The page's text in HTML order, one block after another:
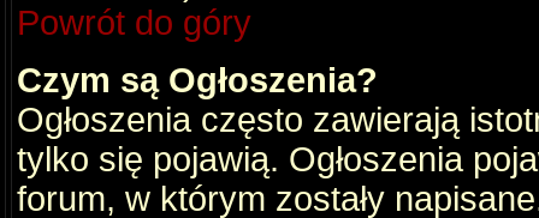
Powrót do góry
Czym są Ogłoszenia?
Ogłoszenia często zawierają
tylko się pojawią. Ogłoszenia
forum, w którym zostały